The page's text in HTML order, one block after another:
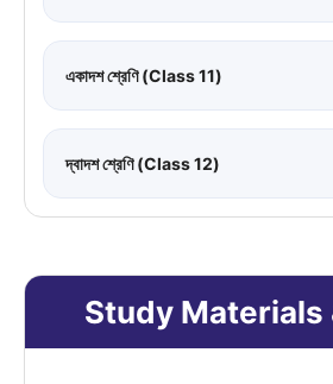
একাদশ শ্রেণি (Class 11)
দ্বাদশ শ্রেণি (Class 12)
Study Materials